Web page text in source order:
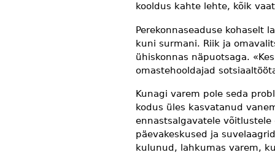
kooldus kahte lehte, kõik
Perekonnaseaduse kohaselt
kuni surmani. Riik ja
ühiskonnas näpuotsaga.
omastehooldajad
Kunagi varem pole seda
kodus üles kasvatanud
ennastsalgavatele
päevakeskused ja
kulunud, lahkumas varem,